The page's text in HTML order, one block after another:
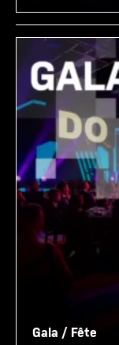
Gala / Fête